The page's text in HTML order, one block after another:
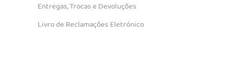
Entregas, Trocas e Devoluções
Livro de Reclamações Eletrónico